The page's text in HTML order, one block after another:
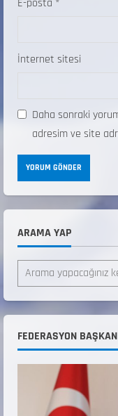
E-posta *
İnternet sitesi
Daha sonraki
adresim ve site
ARAMA YAP
FEDERASYON
2 22
3